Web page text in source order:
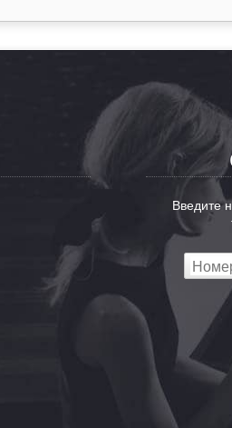
Введите